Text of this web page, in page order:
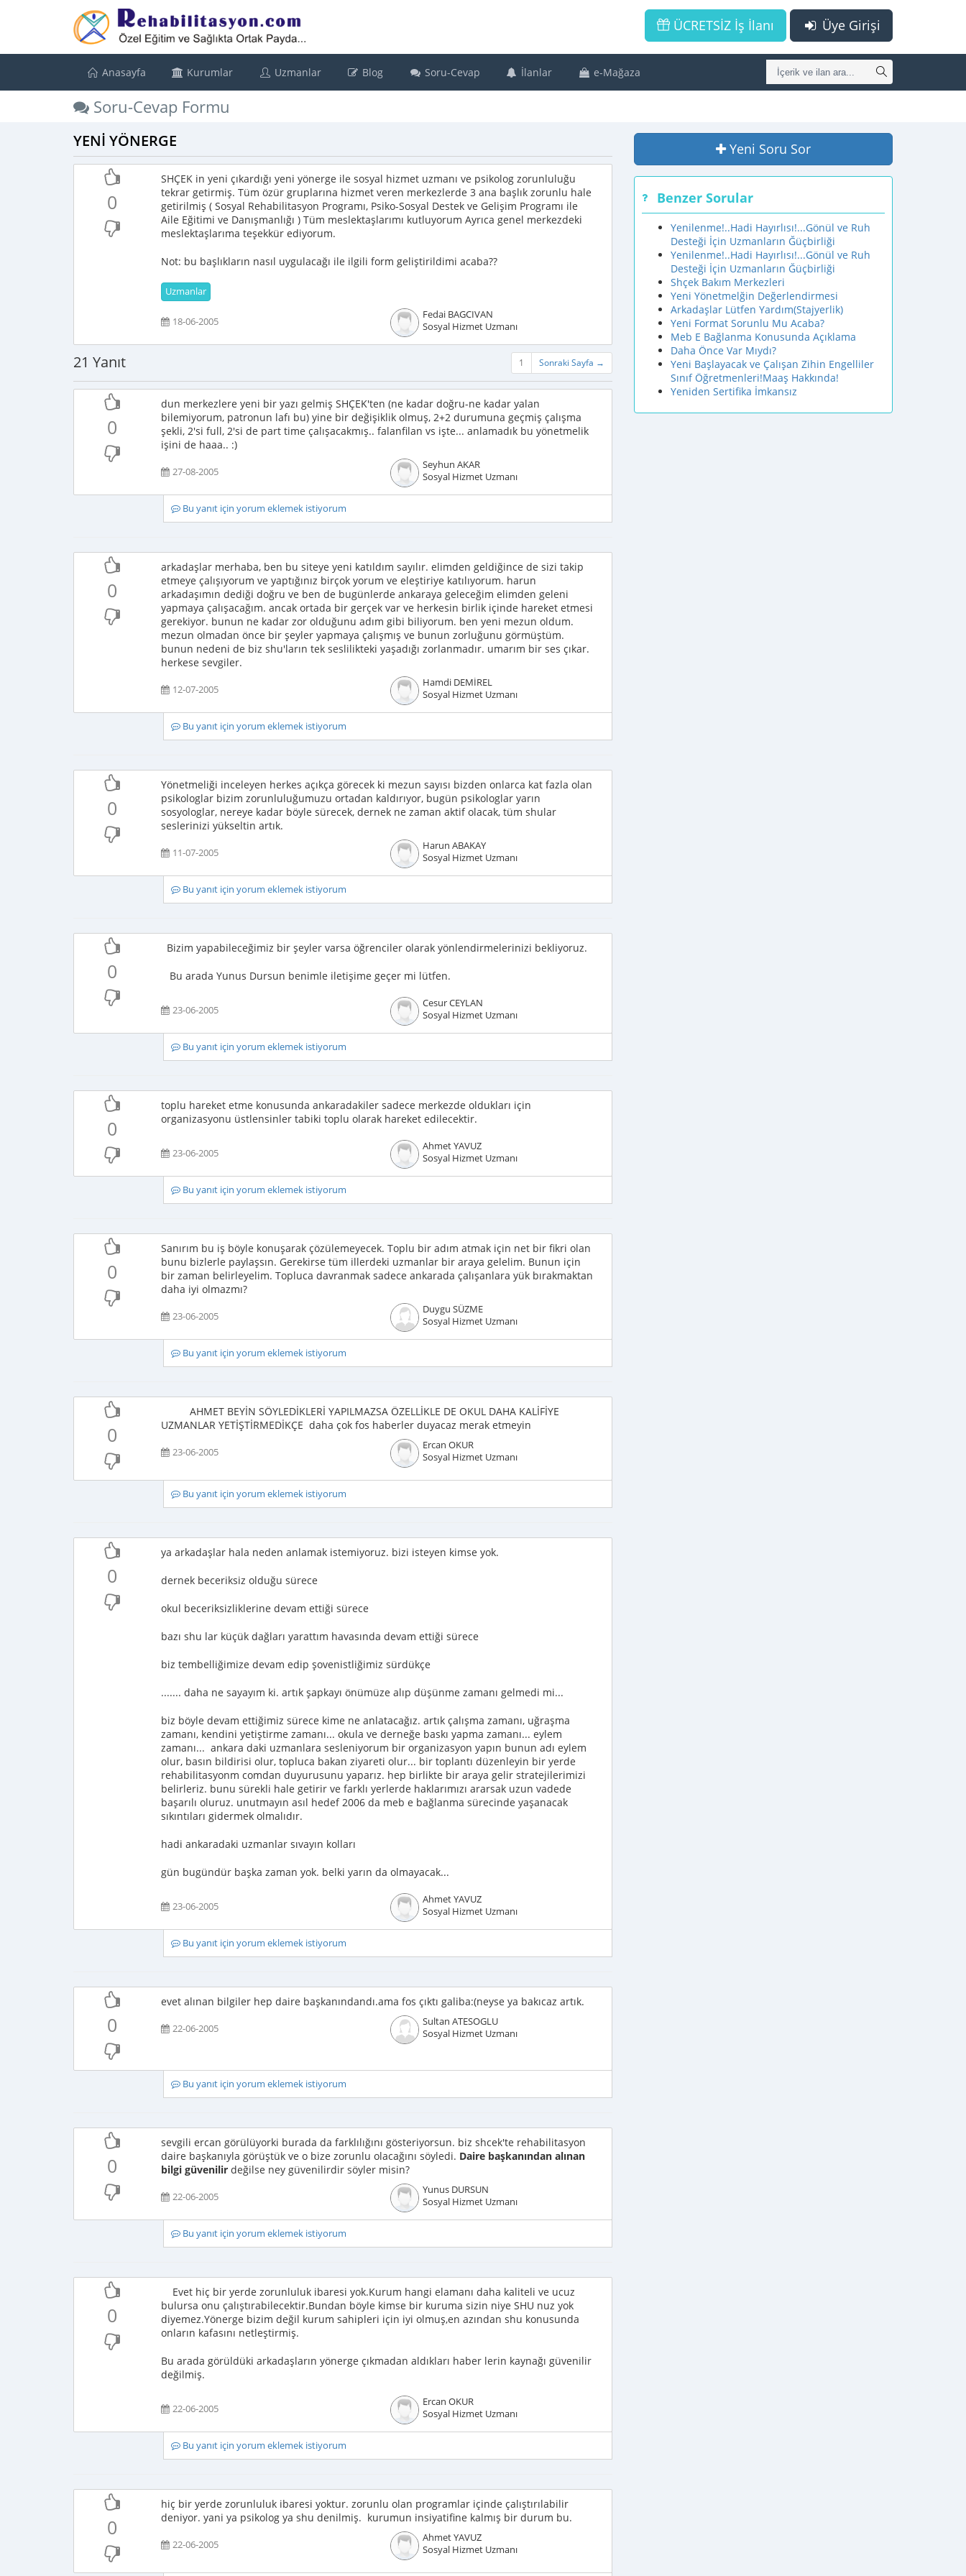
Üye Girişi
ÜCRETSİZ İş İlanı
Anasayfa Kurumlar Uzmanlar Blog Soru-Cevap İlanlar e-Mağaza
Soru-Cevap Formu
YENİ YÖNERGE
0
SHÇEK in yeni çıkardığı yeni yönerge ile sosyal hizmet uzmanı ve psikolog zorunluluğu
tekrar getirmiş. Tüm özür gruplarına hizmet veren merkezlerde 3 ana başlık zorunlu hale
getirilmiş ( Sosyal Rehabilitasyon Programı, Psiko-Sosyal Destek ve Gelişim Programı ile
Aile Eğitimi ve Danışmanlığı ) Tüm meslektaşlarımı kutluyorum Ayrıca genel merkezdeki
meslektaşlarıma teşekkür ediyorum.
Not: bu başlıkların nasıl uygulacağı ile ilgili form geliştirildimi acaba??
Uzmanlar
18-06-2005
Fedai BAGCIVAN
Sosyal Hizmet Uzmanı
1 Sonraki Sayfa →
21 Yanıt
0
dun merkezlere yeni bir yazı gelmiş SHÇEK'ten (ne kadar doğru-ne kadar yalan
bilemiyorum, patronun lafı bu) yine bir değişiklik olmuş, 2+2 durumuna geçmiş çalışma
şekli, 2'si full, 2'si de part time çalışacakmış.. falanfilan vs işte... anlamadık bu yönetmelik
işini de haaa.. :)
27-08-2005
Seyhun AKAR
Sosyal Hizmet Uzmanı
Bu yanıt için yorum eklemek istiyorum
0
arkadaşlar merhaba, ben bu siteye yeni katıldım sayılır. elimden geldiğince de sizi takip
etmeye çalışıyorum ve yaptığınız birçok yorum ve eleştiriye katılıyorum. harun
arkadaşımın dediği doğru ve ben de bugünlerde ankaraya geleceğim elimden geleni
yapmaya çalışacağım. ancak ortada bir gerçek var ve herkesin birlik içinde hareket etmesi
gerekiyor. bunun ne kadar zor olduğunu adım gibi biliyorum. ben yeni mezun oldum.
mezun olmadan önce bir şeyler yapmaya çalışmış ve bunun zorluğunu görmüştüm.
bunun nedeni de biz shu'ların tek seslilikteki yaşadığı zorlanmadır. umarım bir ses çıkar.
herkese sevgiler.
12-07-2005
Hamdi DEMİREL
Sosyal Hizmet Uzmanı
Bu yanıt için yorum eklemek istiyorum
0
Yönetmeliği inceleyen herkes açıkça görecek ki mezun sayısı bizden onlarca kat fazla olan
psikologlar bizim zorunluluğumuzu ortadan kaldırıyor, bugün psikologlar yarın
sosyologlar, nereye kadar böyle sürecek, dernek ne zaman aktif olacak, tüm shular
seslerinizi yükseltin artık.
11-07-2005
Harun ABAKAY
Sosyal Hizmet Uzmanı
Bu yanıt için yorum eklemek istiyorum
0
Bizim yapabileceğimiz bir şeyler varsa öğrenciler olarak yönlendirmelerinizi bekliyoruz.
Bu arada Yunus Dursun benimle iletişime geçer mi lütfen.
23-06-2005
Cesur CEYLAN
Sosyal Hizmet Uzmanı
Bu yanıt için yorum eklemek istiyorum
0
toplu hareket etme konusunda ankaradakiler sadece merkezde oldukları için
organizasyonu üstlensinler tabiki toplu olarak hareket edilecektir.
23-06-2005
Ahmet YAVUZ
Sosyal Hizmet Uzmanı
Bu yanıt için yorum eklemek istiyorum
0
Sanırım bu iş böyle konuşarak çözülemeyecek. Toplu bir adım atmak için net bir fikri olan
bunu bizlerle paylaşsın. Gerekirse tüm illerdeki uzmanlar bir araya gelelim. Bunun için
bir zaman belirleyelim. Topluca davranmak sadece ankarada çalışanlara yük bırakmaktan
daha iyi olmazmı?
23-06-2005
Duygu SÜZME
Sosyal Hizmet Uzmanı
Bu yanıt için yorum eklemek istiyorum
0
AHMET BEYİN SÖYLEDİKLERİ YAPILMAZSA ÖZELLİKLE DE OKUL DAHA KALİFİYE
UZMANLAR YETİŞTİRMEDİKÇE daha çok fos haberler duyacaz merak etmeyin
23-06-2005
Ercan OKUR
Sosyal Hizmet Uzmanı
Bu yanıt için yorum eklemek istiyorum
0
ya arkadaşlar hala neden anlamak istemiyoruz. bizi isteyen kimse yok.
dernek beceriksiz olduğu sürece
okul beceriksizliklerine devam ettiği sürece
bazı shu lar küçük dağları yarattım havasında devam ettiği sürece
biz tembelliğimize devam edip şovenistliğimiz sürdükçe
....... daha ne sayayım ki. artık şapkayı önümüze alıp düşünme zamanı gelmedi mi...
biz böyle devam ettiğimiz sürece kime ne anlatacağız. artık çalışma zamanı, uğraşma
zamanı, kendini yetiştirme zamanı... okula ve derneğe baskı yapma zamanı... eylem
zamanı... ankara daki uzmanlara sesleniyorum bir organizasyon yapın bunun adı eylem
olur, basın bildirisi olur, topluca bakan ziyareti olur... bir toplantı düzenleyin bir yerde
rehabilitasyonm comdan duyurusunu yaparız. hep birlikte bir araya gelir stratejilerimizi
belirleriz. bunu sürekli hale getirir ve farklı yerlerde haklarımızı ararsak uzun vadede
başarılı oluruz. unutmayın asıl hedef 2006 da meb e bağlanma sürecinde yaşanacak
sıkıntıları gidermek olmalıdır.
hadi ankaradaki uzmanlar sıvayın kolları
gün bugündür başka zaman yok. belki yarın da olmayacak...
23-06-2005
Ahmet YAVUZ
Sosyal Hizmet Uzmanı
Bu yanıt için yorum eklemek istiyorum
0
evet alınan bilgiler hep daire başkanındandı.ama fos çıktı galiba:(neyse ya bakıcaz artık.
22-06-2005
Sultan ATESOGLU
Sosyal Hizmet Uzmanı
Bu yanıt için yorum eklemek istiyorum
0
sevgili ercan görülüyorki burada da farklılığını gösteriyorsun. biz shcek'te rehabilitasyon
daire başkanıyla görüştük ve o bize zorunlu olacağını söyledi. Daire başkanından alınan
bilgi güvenilir değilse ney güvenilirdir söyler misin?
22-06-2005
Yunus DURSUN
Sosyal Hizmet Uzmanı
Bu yanıt için yorum eklemek istiyorum
0
Evet hiç bir yerde zorunluluk ibaresi yok.Kurum hangi elamanı daha kaliteli ve ucuz
bulursa onu çalıştırabilecektir.Bundan böyle kimse bir kuruma sizin niye SHU nuz yok
diyemez.Yönerge bizim değil kurum sahipleri için iyi olmuş,en azından shu konusunda
onların kafasını netleştirmiş.
Bu arada görüldüki arkadaşların yönerge çıkmadan aldıkları haber lerin kaynağı güvenilir
değilmiş.
22-06-2005
Ercan OKUR
Sosyal Hizmet Uzmanı
Bu yanıt için yorum eklemek istiyorum
0
hiç bir yerde zorunluluk ibaresi yoktur. zorunlu olan programlar içinde çalıştırılabilir
deniyor. yani ya psikolog ya shu denilmiş. kurumun insiyatifine kalmış bir durum bu.
22-06-2005
Ahmet YAVUZ
Sosyal Hizmet Uzmanı
Yeni Soru Sor
Benzer Sorular
Yenilenme!..Hadi Hayırlısı!...Gönül ve Ruh
Desteği İçin Uzmanların Ğüçbirliği
Yenilenme!..Hadi Hayırlısı!...Gönül ve Ruh
Desteği İçin Uzmanların Ğüçbirliği
Shçek Bakım Merkezleri
Yeni Yönetmelğin Değerlendirmesi
Arkadaşlar Lütfen Yardım(Stajyerlik)
Yeni Format Sorunlu Mu Acaba?
Meb E Bağlanma Konusunda Açıklama
Daha Önce Var Mıydı?
Yeni Başlayacak ve Çalışan Zihin Engelliler
Sınıf Öğretmenleri!Maaş Hakkında!
Yeniden Sertifika İmkansız